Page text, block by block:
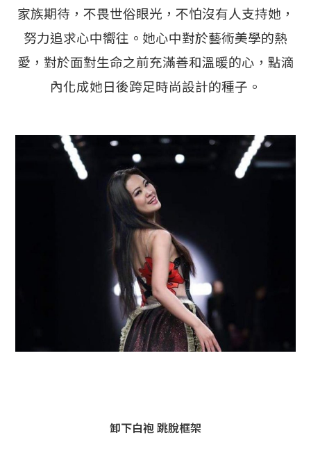
家族期待，不畏世俗眼光，不怕沒有人支持她，
努力追求心中嚮往。她心中對於藝術美學的熱
愛，對於面對生命之前充滿善和溫暖的心，點滴
內化成她日後跨足時尚設計的種子。
卸下白袍 跳脫框架